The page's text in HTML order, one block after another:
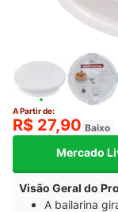
A Partir de:
R$ 27,90 Baixo
Mercado
Visão Geral do
A bailarina